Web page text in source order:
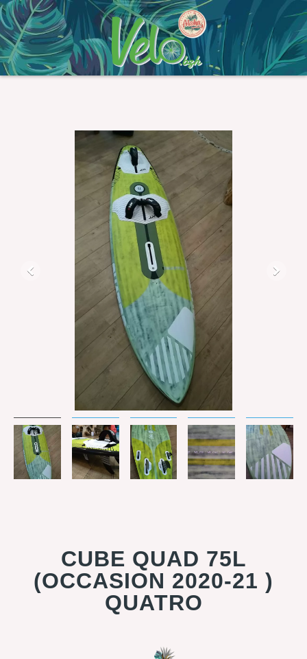
CUBE QUAD 75L
(OCCASION 2020-21 )
QUATRO